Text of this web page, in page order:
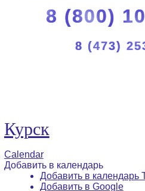
8 (800)
8 (473)
Курск
Calendar
Добавить в календарь
Добавить в календарь
Добавить в Google